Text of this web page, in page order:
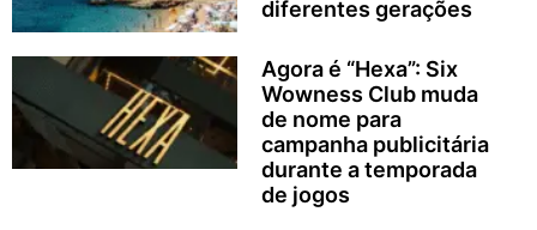
diferentes gerações
Agora é “Hexa”: Six
Wowness Club muda
de nome para
campanha publicitária
durante a temporada
de jogos